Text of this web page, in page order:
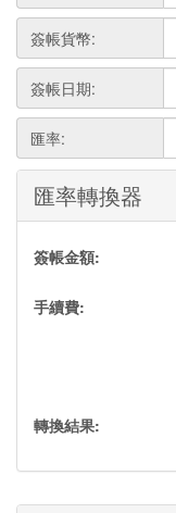
簽帳貨幣:
簽帳日期:
匯率:
匯率轉換器
簽帳金額:
手續費:
轉換結果: